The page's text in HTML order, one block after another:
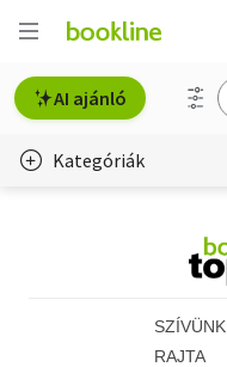
AI ajánló
Kategóriák
Gyermek- és ifjúságiSZÍVÜNK
RAJTA